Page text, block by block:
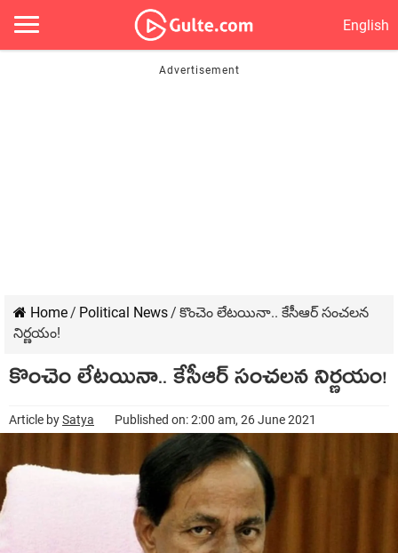
English
Home/ Political News/ కొంచెం లేట‌యినా.. కేసీఆర్ సంచ‌ల‌న
నిర్ణ‌యం!
కొంచెం లేట‌యినా.. కేసీఆర్ సంచ‌ల‌న నిర్ణ‌యం!
Article bySatya Published on: 2:00 am, 26 June 2021